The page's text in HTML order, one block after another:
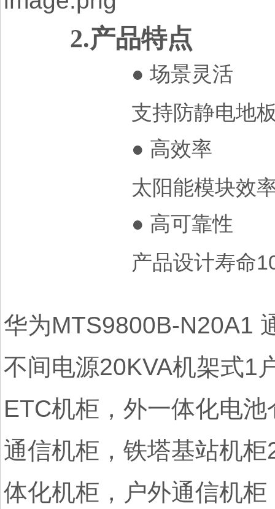
2.产品特点
● 场景灵活
支持防静电地
● 高效率
太阳能模块效
● 高可靠性
产品设计寿命
华为MTS9800B-N20A1
不间电源20KVA机架式1
ETC机柜，外一体化电
通信机柜，铁塔基站机
体化机柜，户外通信机柜